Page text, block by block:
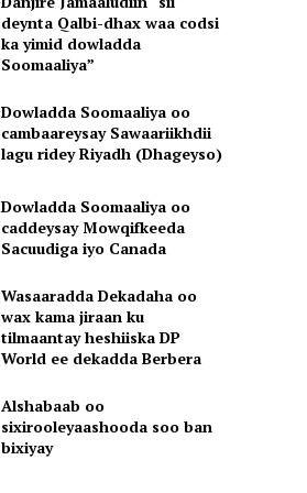
deynta Qalbi-dhax waa codsi
ka yimid dowladda
Soomaaliya”
Dowladda Soomaaliya oo
cambaareysay Sawaariikhdii
lagu ridey Riyadh (Dhageyso)
Dowladda Soomaaliya oo
caddeysay Mowqifkeeda
Sacuudiga iyo Canada
Wasaaradda Dekadaha oo
wax kama jiraan ku
tilmaantay heshiiska DP
World ee dekadda Berbera
Alshabaab oo
sixirooleyaashooda soo ban
bixiyay